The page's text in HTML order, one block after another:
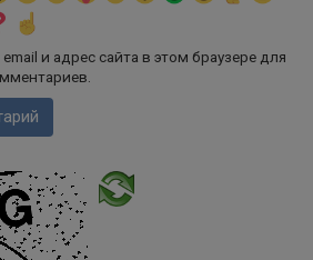
и адрес сайта в этом браузере для